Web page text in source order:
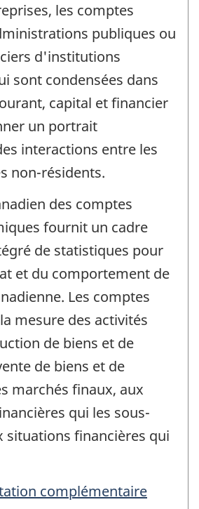
les comptes
publiques ou
d'institutions
sont condensées dans
capital et financier
un portrait
interactions entre les
non-résidents.
des comptes
fournit un cadre
de statistiques pour
et du comportement de
Les comptes
mesure des activités
de biens et de
de biens et de
marchés finaux, aux
qui les sous-
situations financières qui
complémentaire